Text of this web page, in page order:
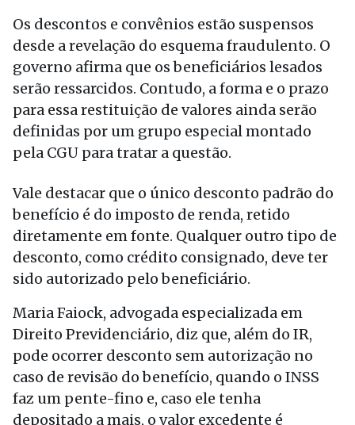
Os descontos e convênios estão suspensos
desde a revelação do esquema fraudulento. O
governo afirma que os beneficiários lesados
serão ressarcidos. Contudo, a forma e o prazo
para essa restituição de valores ainda serão
definidas por um grupo especial montado
pela CGU para tratar a questão.
Vale destacar que o único desconto padrão do
benefício é do imposto de renda, retido
diretamente em fonte. Qualquer outro tipo de
desconto, como crédito consignado, deve ter
sido autorizado pelo beneficiário.
Maria Faiock, advogada especializada em
Direito Previdenciário, diz que, além do IR,
pode ocorrer desconto sem autorização no
caso de revisão do benefício, quando o INSS
faz um pente-fino e, caso ele tenha
depositado a mais, o valor excedente é